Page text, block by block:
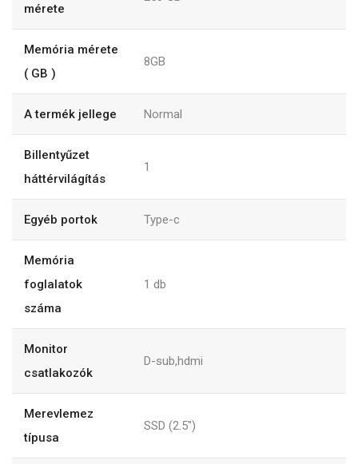
mérete
Memória mérete
( GB )
8GB
A termék jellege Normal
Billentyűzet
háttérvilágítás
1
Egyéb portok Type-c
Memória
foglalatok
száma
1 db
Monitor
csatlakozók
D-sub,hdmi
Merevlemez
típusa
SSD (2.5")